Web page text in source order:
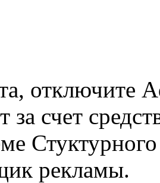
отключите
за счет
рекламы.